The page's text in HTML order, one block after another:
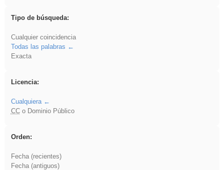
Tipo de búsqueda:
Cualquier coincidencia
Todas las palabras
Exacta
Licencia:
Cualquiera
CCo Dominio Público
Orden:
Fecha (recientes)
Fecha (antiguos)